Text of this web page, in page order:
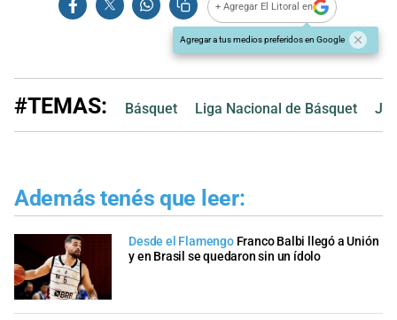
+ Agregar El Litoral en
Agregar a tus medios preferidos en Google
#TEMAS: Básquet Liga Nacional de Básquet
Además tenés que leer:
Desde el Flamengo Franco Balbi llegó a Unión
y en Brasil se quedaron sin un ídolo